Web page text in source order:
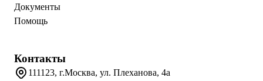
Документы
Помощь
Контакты
111123, г.Москва, ул. Плеханова, 4а